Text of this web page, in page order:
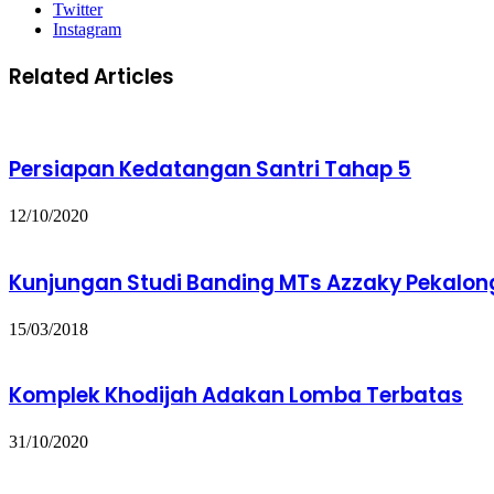
Twitter
Instagram
Related Articles
Persiapan Kedatangan Santri Tahap 5
12/10/2020
Kunjungan Studi Banding MTs Azzaky
15/03/2018
Komplek Khodijah Adakan Lomba Terbatas
31/10/2020